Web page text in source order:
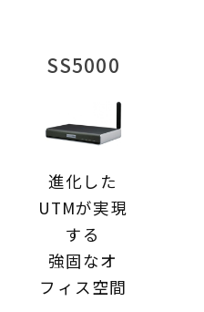
SS5000
進化した
UTMが実現
する
強固なオ
フィス空間